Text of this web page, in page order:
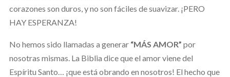
corazones son duros, y no son fáciles de suavizar. ¡PERO
HAY ESPERANZA!
No hemos sido llamadas a generar “MÁS AMOR” por
nosotras mismas. La Biblia dice que el amor viene del
Espíritu Santo… ¡que está obrando en nosotros! El hecho que